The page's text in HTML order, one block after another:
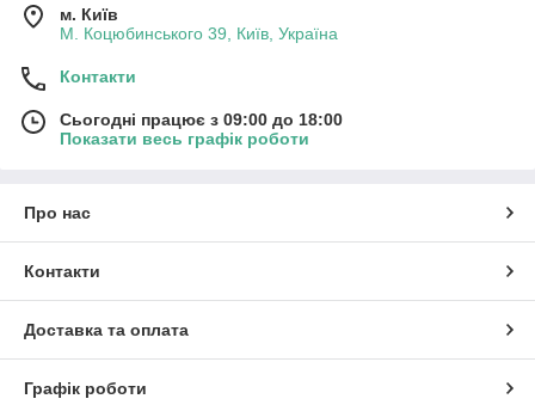
м. Київ
М. Коцюбинського 39, Київ, Україна
Контакти
Сьогодні працює з 09:00 до 18:00
Показати весь графік роботи
Про нас
Контакти
Доставка та оплата
Графік роботи